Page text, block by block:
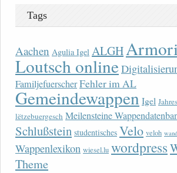
Tags
Aachen Agulia Igel ALGH
Loutsch online
FamiljefuerscherFehler im AL
Gemeindewappen Igel
lëtzebuergesch Meilensteine
Schlußstein studentisches Velo veloh
Wappenlexikon wiesel.lu wordpress
Theme